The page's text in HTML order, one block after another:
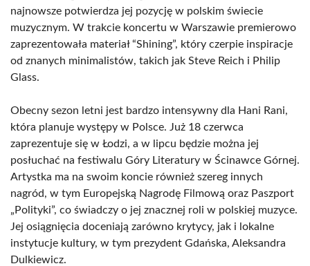
najnowsze potwierdza jej pozycję w polskim świecie
muzycznym. W trakcie koncertu w Warszawie premierowo
zaprezentowała materiał “Shining”, który czerpie inspiracje
od znanych minimalistów, takich jak Steve Reich i Philip
Glass.
Obecny sezon letni jest bardzo intensywny dla Hani Rani,
która planuje występy w Polsce. Już 18 czerwca
zaprezentuje się w Łodzi, a w lipcu będzie można jej
posłuchać na festiwalu Góry Literatury w Ścinawce Górnej.
Artystka ma na swoim koncie również szereg innych
nagród, w tym Europejską Nagrodę Filmową oraz Paszport
„Polityki”, co świadczy o jej znacznej roli w polskiej muzyce.
Jej osiągnięcia doceniają zarówno krytycy, jak i lokalne
instytucje kultury, w tym prezydent Gdańska, Aleksandra
Dulkiewicz.